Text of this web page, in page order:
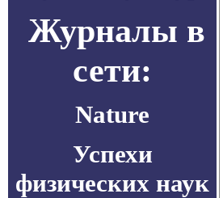
Журналы в
сети:
Nature
Успехи
физических наук